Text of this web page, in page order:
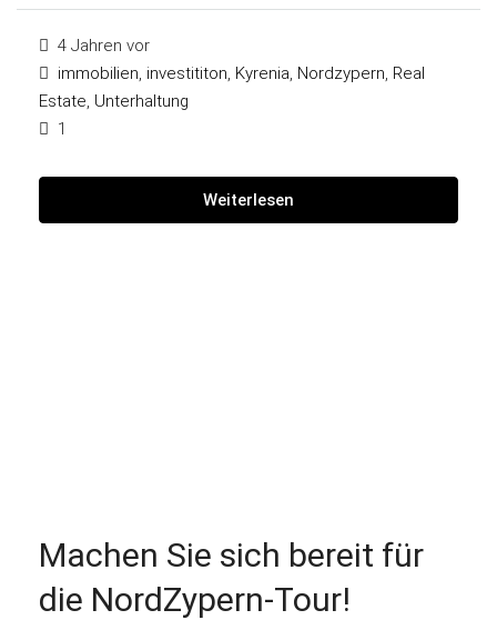
4 Jahren vor
immobilien, investititon, Kyrenia, Nordzypern, Real
Estate, Unterhaltung
1
Weiterlesen
Machen Sie sich bereit für
die NordZypern-Tour!